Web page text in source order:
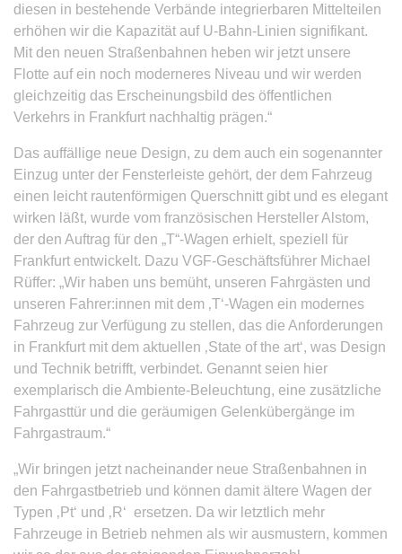
diesen in bestehende Verbände integrierbaren Mittelteilen
erhöhen wir die Kapazität auf U-Bahn-Linien signifikant.
Mit den neuen Straßenbahnen heben wir jetzt unsere
Flotte auf ein noch moderneres Niveau und wir werden
gleichzeitig das Erscheinungsbild des öffentlichen
Verkehrs in Frankfurt nachhaltig prägen.“
Das auffällige neue Design, zu dem auch ein sogenannter
Einzug unter der Fensterleiste gehört, der dem Fahrzeug
einen leicht rautenförmigen Querschnitt gibt und es elegant
wirken läßt, wurde vom französischen Hersteller Alstom,
der den Auftrag für den „T“-Wagen erhielt, speziell für
Frankfurt entwickelt. Dazu VGF-Geschäftsführer Michael
Rüffer: „Wir haben uns bemüht, unseren Fahrgästen und
unseren Fahrer:innen mit dem ‚T‘-Wagen ein modernes
Fahrzeug zur Verfügung zu stellen, das die Anforderungen
in Frankfurt mit dem aktuellen ‚State of the art‘, was Design
und Technik betrifft, verbindet. Genannt seien hier
exemplarisch die Ambiente-Beleuchtung, eine zusätzliche
Fahrgasttür und die geräumigen Gelenkübergänge im
Fahrgastraum.“
„Wir bringen jetzt nacheinander neue Straßenbahnen in
den Fahrgastbetrieb und können damit ältere Wagen der
Typen ‚Pt‘ und ‚R‘ ersetzen. Da wir letztlich mehr
Fahrzeuge in Betrieb nehmen als wir ausmustern, kommen